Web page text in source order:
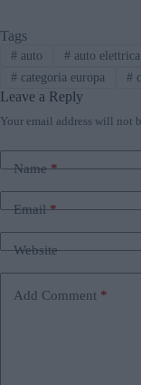
Tags
#auto #auto elettrica
#categoria europa #
Leave a Reply
Your email address will not
Name*
Email*
Website
Add Comment *